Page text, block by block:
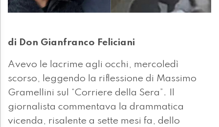
di Don Gianfranco Feliciani
Avevo le lacrime agli occhi, mercoledì
scorso, leggendo la riflessione di Massimo
Gramellini sul “Corriere della Sera”. Il
giornalista commentava la drammatica
vicenda, risalente a sette mesi fa, dello